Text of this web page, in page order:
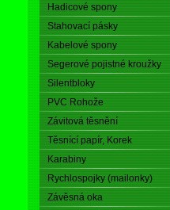
Hadicové spony
Stahovací pásky
Kabelové spony
Segerové pojistné kroužky
Silentbloky
PVC Rohože
Závitová těsnění
Těsnící papír, Korek
Karabiny
Rychlospojky (mailonky)
Závěsná oka